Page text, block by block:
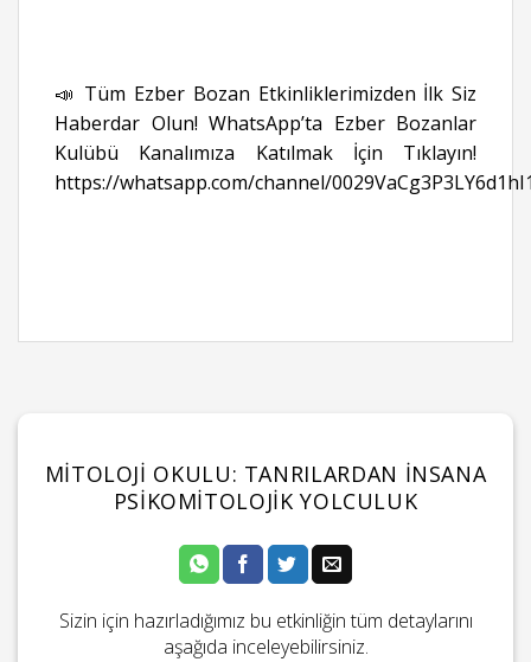
📣 Tüm Ezber Bozan Etkinliklerimizden İlk Siz
Haberdar Olun! WhatsApp’ta Ezber Bozanlar
Kulübü Kanalımıza Katılmak İçin Tıklayın!
https://whatsapp.com/channel/
MITOLOJI OKULU: TANRILARDAN İNSANA
PSIKOMITOLOJIK YOLCULUK
Sizin için hazırladığımız bu etkinliğin tüm detaylarını
aşağıda inceleyebilirsiniz.